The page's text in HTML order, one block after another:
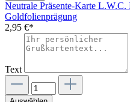
Neutrale Präsente-Karte
Goldfolienprägung
2,95 €*
Text